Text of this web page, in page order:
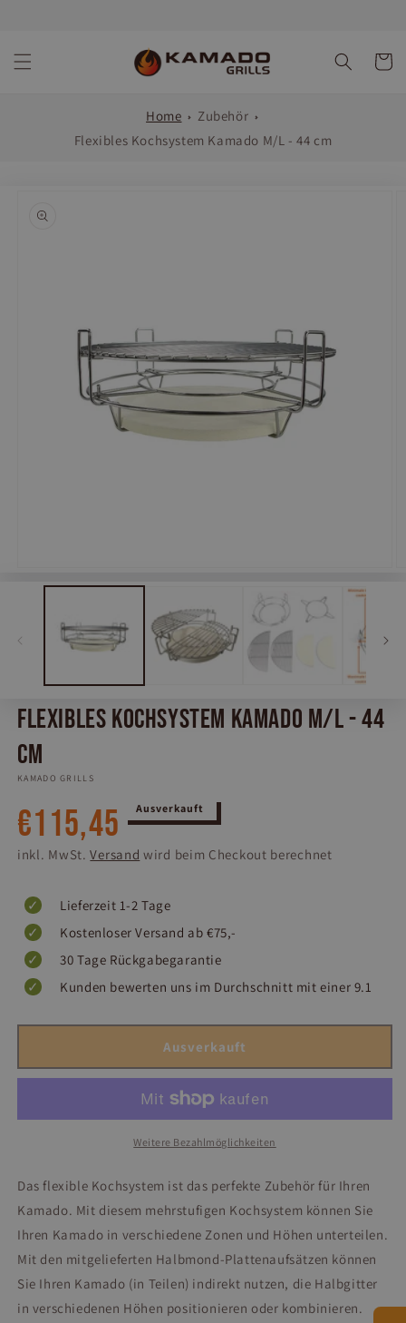
Home
Zubehör
Flexibles Kochsystem Kamado M/L - 44 cm
Flexibles Kochsystem Kamado M/L - 44
cm
KAMADO GRILLS
Normaler
Preis
€115,45 Ausverkauft
inkl. MwSt.Versand wird beim Checkout berechnet
Lieferzeit 1-2 Tage
Kostenloser Versand ab €75,-
30 Tage Rückgabegarantie
Kunden bewerten uns im Durchschnitt mit einer 9.1
Ausverkauft
Weitere Bezahlmöglichkeiten
Das flexible Kochsystem ist das perfekte Zubehör für Ihren
Kamado. Mit diesem mehrstufigen Kochsystem können Sie
Ihren Kamado in verschiedene Zonen und Höhen unterteilen.
Mit den mitgelieferten Halbmond-Plattenaufsätzen können
Sie Ihren Kamado (in Teilen) indirekt nutzen, die Halbgitter
in verschiedenen Höhen positionieren oder kombinieren.